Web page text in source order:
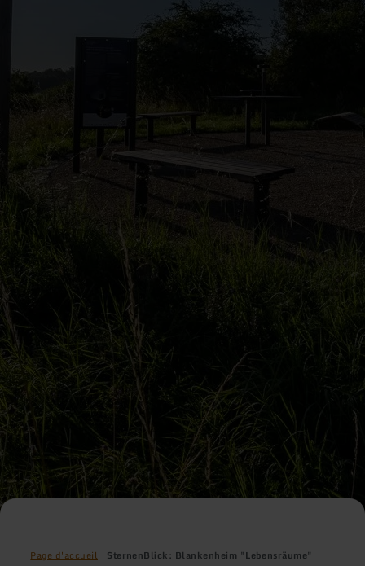
Page d'accueil SternenBlick: Blankenheim "Lebensräume"